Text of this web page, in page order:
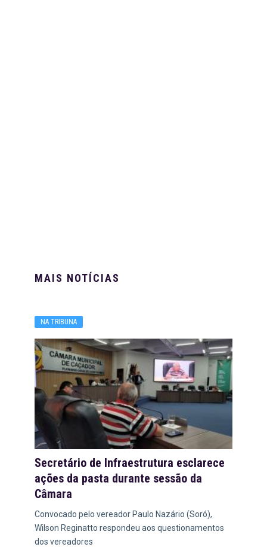
MAIS NOTÍCIAS
NA TRIBUNA
Secretário de Infraestrutura esclarece
ações da pasta durante sessão da
Câmara
Convocado pelo vereador Paulo Nazário (Soró),
Wilson Reginatto respondeu aos questionamentos
dos vereadores